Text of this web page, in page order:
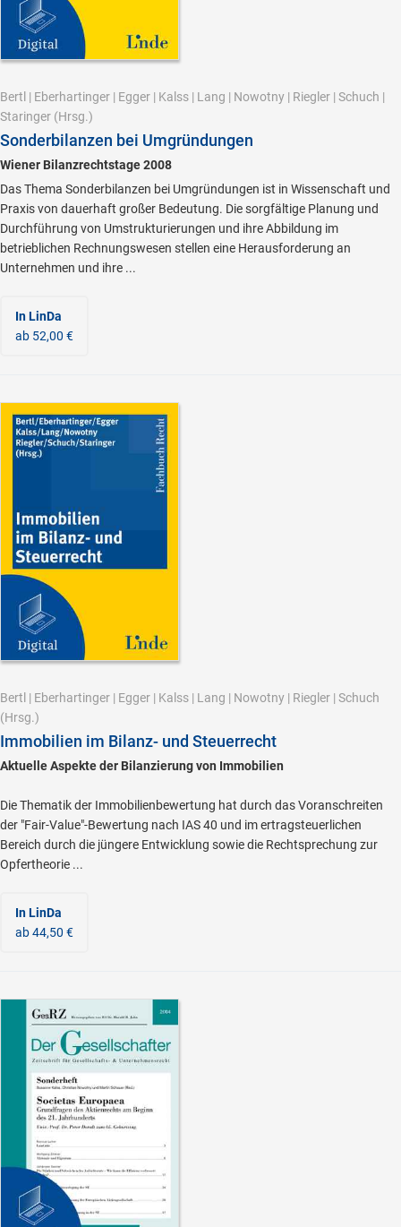
Bertl | Eberhartinger | Egger | Kalss | Lang | Nowotny | Riegler | Schuch |
Staringer (Hrsg.)
Sonderbilanzen bei Umgründungen
Wiener Bilanzrechtstage 2008
Das Thema Sonderbilanzen bei Umgründungen ist in Wissenschaft und
Praxis von dauerhaft großer Bedeutung. Die sorgfältige Planung und
Durchführung von Umstrukturierungen und ihre Abbildung im
betrieblichen Rechnungswesen stellen eine Herausforderung an
Unternehmen und ihre ...
In LinDa
ab 52,00 €
Bertl | Eberhartinger | Egger | Kalss | Lang | Nowotny | Riegler | Schuch
(Hrsg.)
Immobilien im Bilanz- und Steuerrecht
Aktuelle Aspekte der Bilanzierung von Immobilien
Die Thematik der Immobilienbewertung hat durch das Voranschreiten
der "Fair-Value"-Bewertung nach IAS 40 und im ertragsteuerlichen
Bereich durch die jüngere Entwicklung sowie die Rechtsprechung zur
Opfertheorie ...
In LinDa
ab 44,50 €